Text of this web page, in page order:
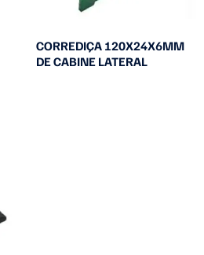
CORREDIÇA 120X24X6MM
DE CABINE LATERAL